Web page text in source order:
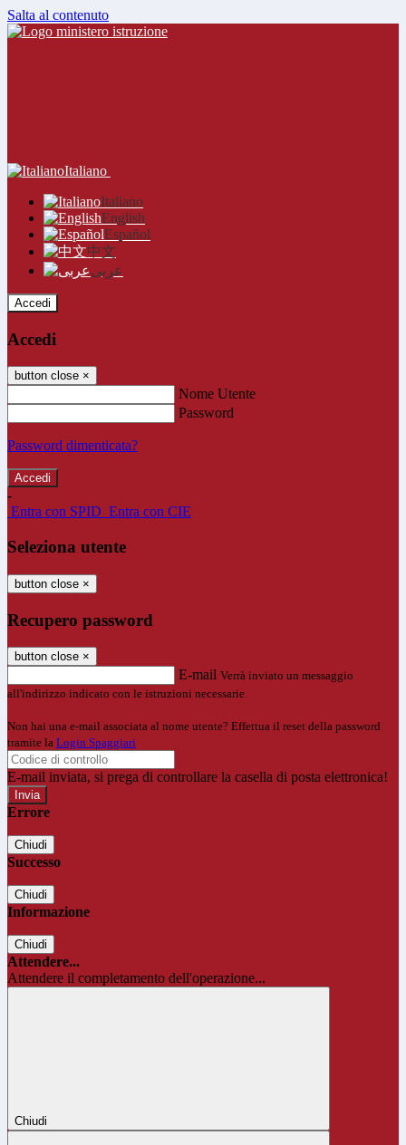
Salta al contenuto
Italiano
Italiano
English
Español
中文
عربى
Accedi
Accedi
button close ×
Nome Utente
Password
Password dimenticata?
-
Entra con SPID Entra con CIE
Seleziona utente
button close ×
Recupero password
button close ×
E-mail Verrà inviato un messaggio
all'indirizzo indicato con le istruzioni necessarie.
Non hai una e-mail associata al nome utente? Effettua il reset della password
tramite la Login Spaggiari
E-mail inviata, si prega di controllare la casella di posta elettronica!
Errore
Chiudi
Successo
Chiudi
Informazione
Chiudi
Attendere...
Attendere il completamento dell'operazione...
Chiudi